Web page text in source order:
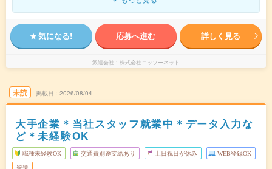
気になる! 応募へ進む 詳しく見る
派遣会社 株式会社ニッソーネット
未読 掲載日 2026/08/04
大手企業＊当社スタッフ就業中＊データ入力な
ど＊未経験OK
職種未経験OK 交通費別途支給あり 土日祝日が休み WEB登録OK